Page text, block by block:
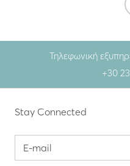
Τηλεφωνική
+30
Stay Connected